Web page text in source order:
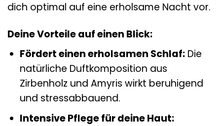
dich optimal auf eine erholsame Nacht vor.
Deine Vorteile auf einen Blick:
Fördert einen erholsamen Schlaf:Die
natürliche Duftkomposition aus
Zirbenholz und Amyris wirkt beruhigend
und stressabbauend.
Intensive Pflege für deine Haut: